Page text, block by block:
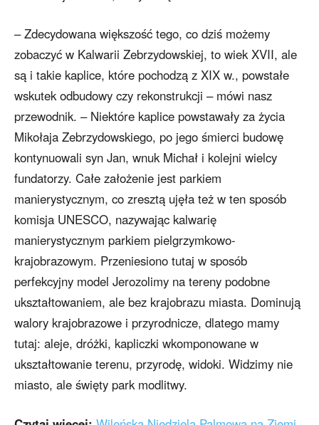
– Zdecydowana większość tego, co dziś możemy
zobaczyć w Kalwarii Zebrzydowskiej, to wiek XVII, ale
są i takie kaplice, które pochodzą z XIX w., powstałe
wskutek odbudowy czy rekonstrukcji – mówi nasz
przewodnik. – Niektóre kaplice powstawały za życia
Mikołaja Zebrzydowskiego, po jego śmierci budowę
kontynuowali syn Jan, wnuk Michał i kolejni wielcy
fundatorzy. Całe założenie jest parkiem
manierystycznym, co zresztą ujęła też w ten sposób
komisja UNESCO, nazywając kalwarię
manierystycznym parkiem pielgrzymkowo-
krajobrazowym. Przeniesiono tutaj w sposób
perfekcyjny model Jerozolimy na tereny podobne
ukształtowaniem, ale bez krajobrazu miasta. Dominują
walory krajobrazowe i przyrodnicze, dlatego mamy
tutaj: aleje, dróżki, kapliczki wkomponowane w
ukształtowanie terenu, przyrodę, widoki. Widzimy nie
miasto, ale święty park modlitwy.